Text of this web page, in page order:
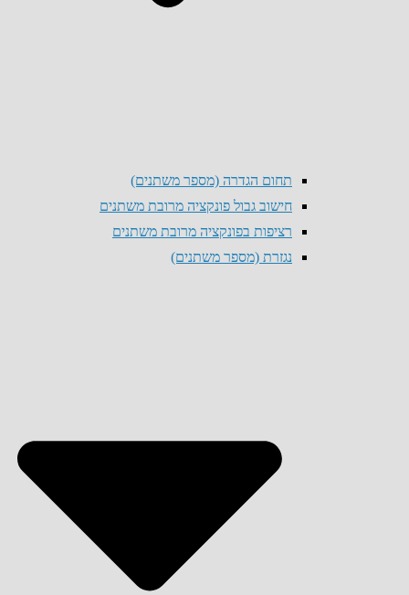
תחום הגדרה (מספר משתנים)
חישוב גבול פונקציה מרובת משתנים
רציפות בפונקציה מרובת משתנים
נגזרת (מספר משתנים)